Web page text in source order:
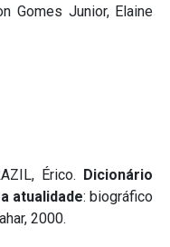
Gomes Junior, Elaine
Érico.
Dicionário
atualidade: biográfico
2000.